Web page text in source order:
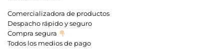
Comercializadora de productos
Despacho rápido y seguro
Compra segura
Todos los medios de pago